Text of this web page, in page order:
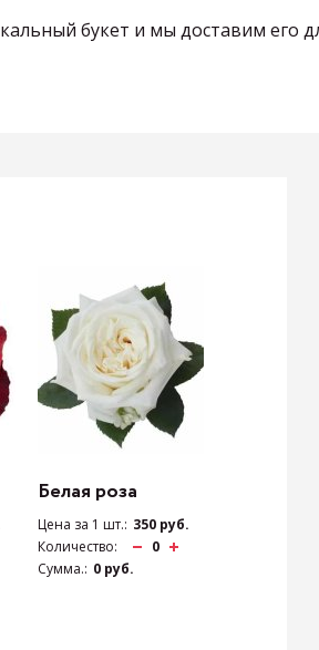
букет и мы доставим его
Белая роза
Цена за 1 шт.: 350 руб.
Количество:
0
Сумма.: 0 руб.